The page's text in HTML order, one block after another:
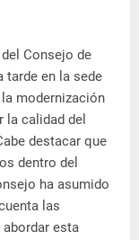
Consejo de
tarde en la sede
modernización
la calidad del
destacar que
dentro del
ha asumido
las
esta